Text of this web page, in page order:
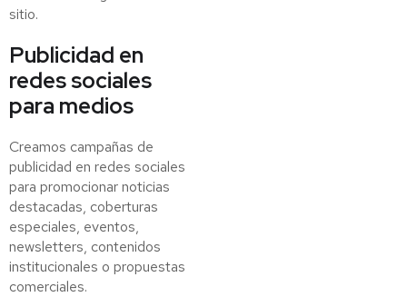
sitio.
Publicidad en
redes sociales
para medios
Creamos campañas de
publicidad en redes sociales
para promocionar noticias
destacadas, coberturas
especiales, eventos,
newsletters, contenidos
institucionales o propuestas
comerciales.